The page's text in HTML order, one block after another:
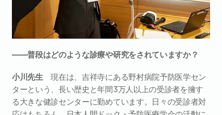
――普段はどのような診療や研究をされていますか？
小川先生 現在は、吉祥寺にある野村病院予防医学セン
ターという、長い歴史と年間3万人以上の受診者を擁す
る大きな健診センターに勤めています。日々の受診者対